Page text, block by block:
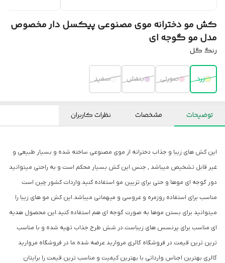
کش مو دخترانه موی مصنوعی پیکسل دار مخصوص
مدل مو گوجه ای
رنگ گل
زرد صورتی بنفش سفید
توضیحات مشخصات نظرات کاربران
این کش های زیبا و جذاب دخترانه از موی مصنوعی ساخته شده و بسیار طبیعی و
غیر قابل تشخیص میباشد , جنس این کش بسیار محکم است و به راحتی میتوانید
دور گوجه ای موها و حتی برای تزیین مو استفاده کنید.واردات کشور چین است
مناسب برای استفاده روزمره و عروسی و میهمانی میباشد.این کش مو های زیبا را
میتوانید برای بستن موها به صورت گوجه ای هم استفاده کنید.این محصول هدیه
ای مناسب برای پرنسس های زیباست.در شش طرح جذاب تهیه شده و با مناسب
ترین ترین قیمت در فروشگاه گالری مروارید عرضه شده.ما در فروشگاه مروارید
گالری بهترین اجناس وارداتی با بهترین کیفیت و مناسب ترین قیمت را برایتان